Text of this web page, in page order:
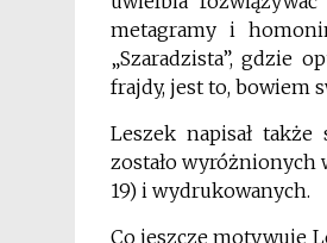
metagramy i
„Szaradzista”, gdzie
frajdy, jest to, bowiem
Leszek napisał
zostało wyróżnionych
19) i wydrukowanych.
Co jeszcze motywuje